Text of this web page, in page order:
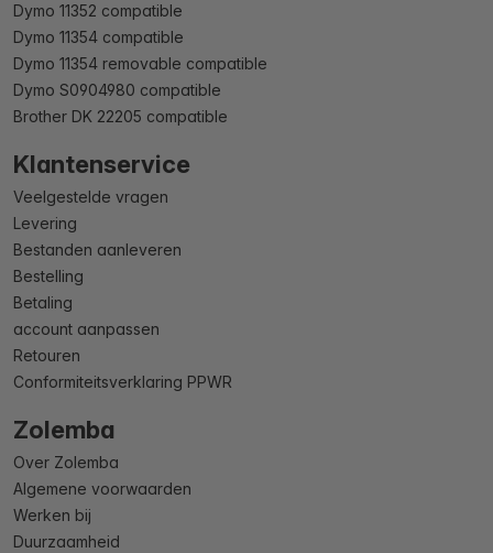
Dymo 11352 compatible
Dymo 11354 compatible
Dymo 11354 removable compatible
Dymo S0904980 compatible
Brother DK 22205 compatible
Klantenservice
Veelgestelde vragen
Levering
Bestanden aanleveren
Bestelling
Betaling
account aanpassen
Retouren
Conformiteitsverklaring PPWR
Zolemba
Over Zolemba
Algemene voorwaarden
Werken bij
Duurzaamheid